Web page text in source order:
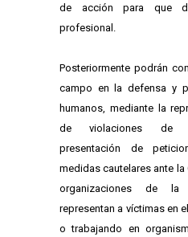
de acción para que
profesional.
Posteriormente podrán
campo en la defensa y
humanos, mediante la
de violaciones de
presentación de
medidas cautelares ante
organizaciones de
representan a víctimas en
o trabajando en